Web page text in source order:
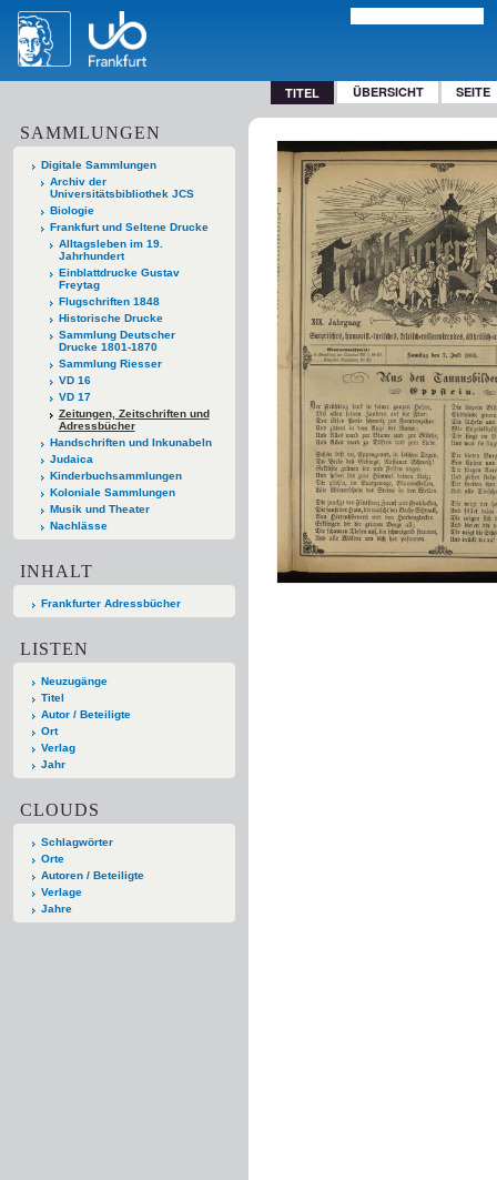
TITEL ÜBERSICHT SEITE
SAMMLUNGEN
Digitale Sammlungen
Archiv der
Universitätsbibliothek JCS
Biologie
Frankfurt und Seltene Drucke
Alltagsleben im 19.
Jahrhundert
Einblattdrucke Gustav
Freytag
Flugschriften 1848
Historische Drucke
Sammlung Deutscher
Drucke 1801-1870
Sammlung Riesser
VD 16
VD 17
Zeitungen, Zeitschriften und
Adressbücher
Handschriften und Inkunabeln
Judaica
Kinderbuchsammlungen
Koloniale Sammlungen
Musik und Theater
Nachlässe
INHALT
Frankfurter Adressbücher
LISTEN
Neuzugänge
Titel
Autor / Beteiligte
Ort
Verlag
Jahr
CLOUDS
Schlagwörter
Orte
Autoren / Beteiligte
Verlage
Jahre